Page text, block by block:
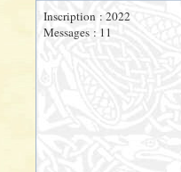
Inscription : 2022
Messages : 11